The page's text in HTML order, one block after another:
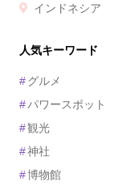
インドネシア
人気キーワード
#グルメ
#パワースポット
#観光
#神社
#博物館